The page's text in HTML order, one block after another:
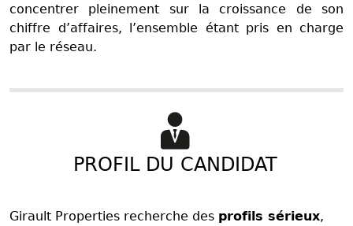
concentrer pleinement sur la croissance de son
chiffre d’affaires, l’ensemble étant pris en charge
par le réseau.
PROFIL DU CANDIDAT
Girault Properties recherche des profils sérieux,